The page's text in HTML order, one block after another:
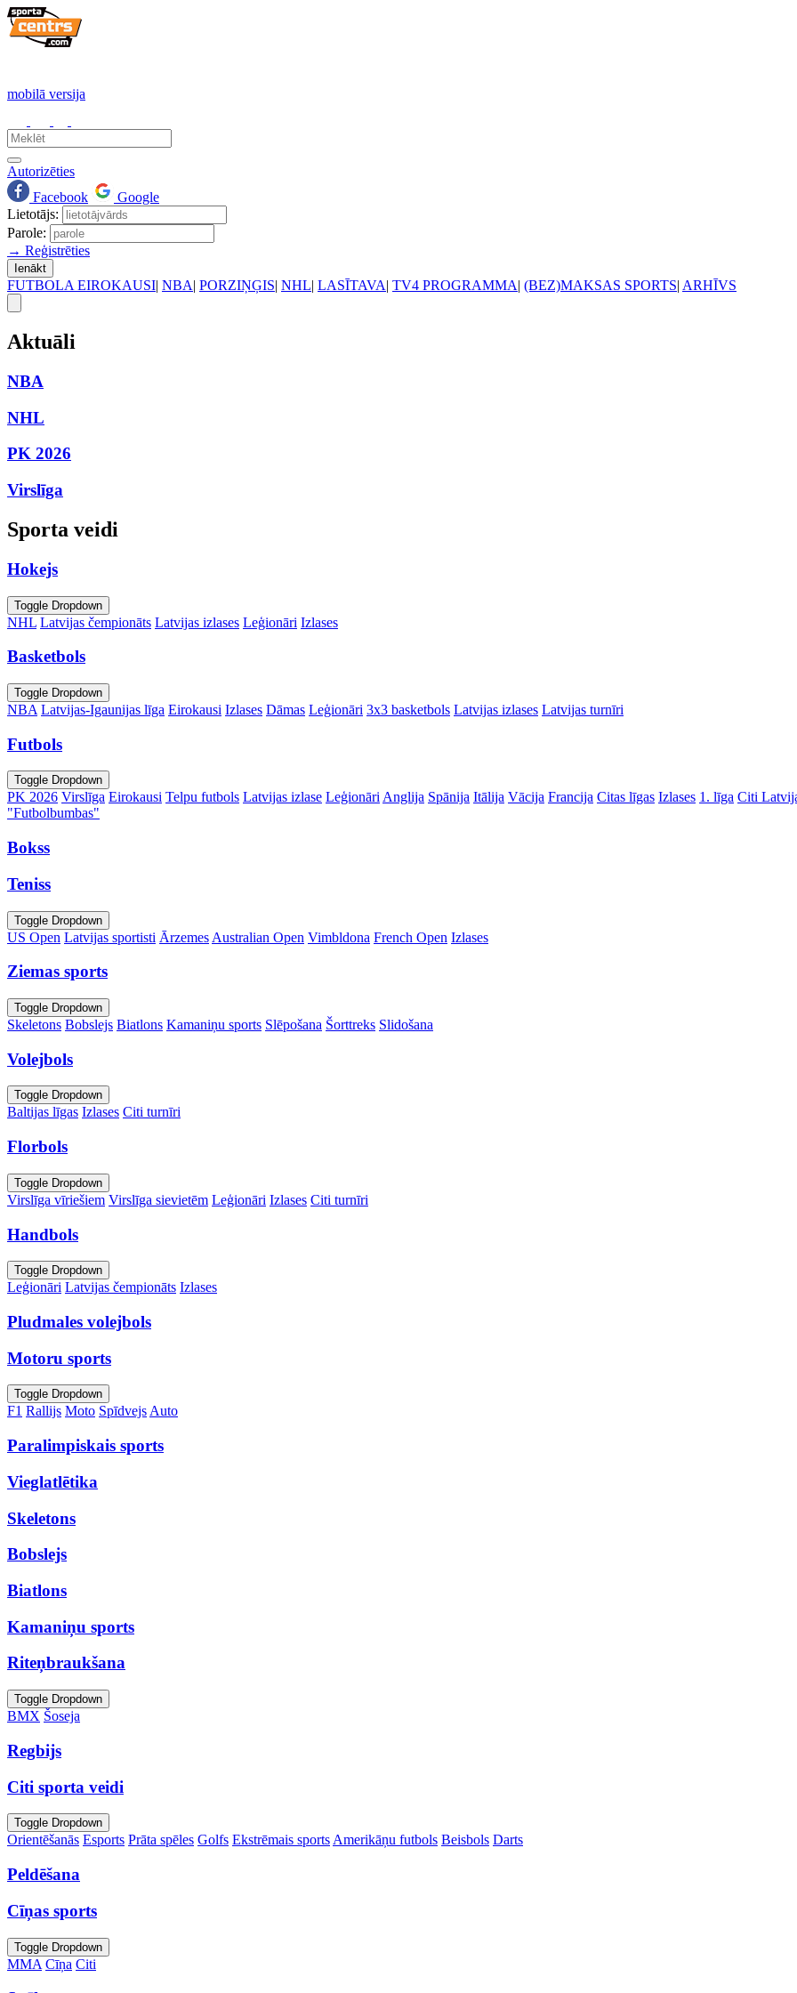
mobilā versija
Autorizēties
Facebook
Google
Lietotājs:
Parole:
→ Reģistrēties
Ienākt
FUTBOLA EIROKAUSI| NBA| PORZIŅĢIS| NHL| LASĪTAVA| TV4 PROGRAMMA| (BEZ)MAKSAS SPORTS| ARHĪVS
Aktuāli
NBA
NHL
PK 2026
Virslīga
Sporta veidi
Hokejs
Toggle Dropdown
NHL Latvijas čempionāts Latvijas izlases Leģionāri Izlases
Basketbols
Toggle Dropdown
NBA Latvijas-Igaunijas līga Eirokausi Izlases Dāmas Leģionāri 3x3 basketbols Latvijas izlases Latvijas turnīri
Futbols
Toggle Dropdown
PK 2026 Virslīga Eirokausi Telpu futbols Latvijas izlase Leģionāri Anglija Spānija Itālija Vācija Francija Citas līgas Izlases 1. līga Citi
"Futbolbumbas"
Bokss
Teniss
Toggle Dropdown
US Open Latvijas sportisti Ārzemes Australian Open Vimbldona French Open Izlases
Ziemas sports
Toggle Dropdown
Skeletons Bobslejs Biatlons Kamaniņu sports Slēpošana Šorttreks Slidošana
Volejbols
Toggle Dropdown
Baltijas līgas Izlases Citi turnīri
Florbols
Toggle Dropdown
Virslīga vīriešiem Virslīga sievietēm Leģionāri Izlases Citi turnīri
Handbols
Toggle Dropdown
Leģionāri Latvijas čempionāts Izlases
Pludmales volejbols
Motoru sports
Toggle Dropdown
F1 Rallijs Moto SpīdvejsAuto
Paralimpiskais sports
Vieglatlētika
Skeletons
Bobslejs
Biatlons
Kamaniņu sports
Riteņbraukšana
Toggle Dropdown
BMX Šoseja
Regbijs
Citi sporta veidi
Toggle Dropdown
Orientēšanās Esports Prāta spēles Golfs Ekstrēmais sports Amerikāņu futbols Beisbols Darts
Peldēšana
Cīņas sports
Toggle Dropdown
MMA Cīņa Citi